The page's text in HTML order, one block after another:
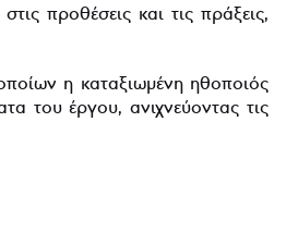
προθέσεις και τις πράξεις,
η καταξιωμένη ηθοποιός
του έργου, ανιχνεύοντας τις